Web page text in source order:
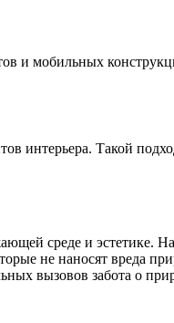
и мобильных
интерьера. Такой
среде и эстетике.
не наносят вреда
вызовов забота о